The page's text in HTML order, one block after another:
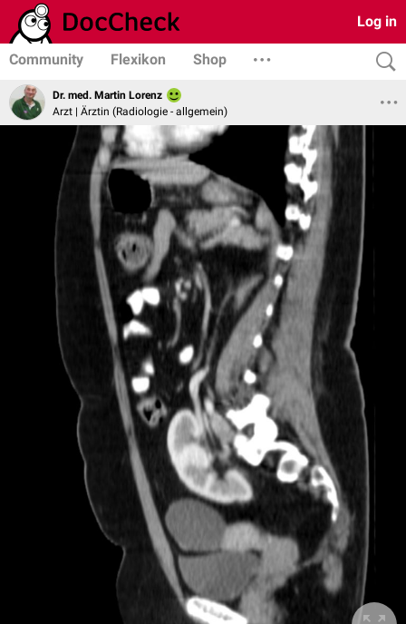
Log in
Community Flexikon Shop
Dr. med. Martin Lorenz
Arzt | Ärztin (Radiologie - allgemein)